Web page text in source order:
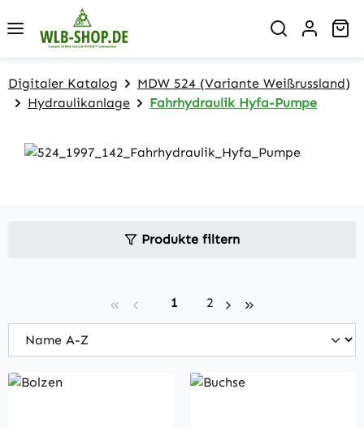
Zum Hauptinhalt springen
Digitaler Katalog
MDW 524 (Variante Weißrussland)
Hydraulikanlage
Fahrhydraulik Hyfa-Pumpe
Produkte filtern
Seite
1 Seite
2